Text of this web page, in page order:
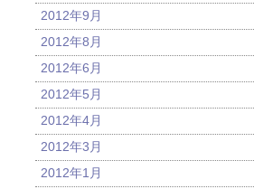
2012年9月
2012年8月
2012年6月
2012年5月
2012年4月
2012年3月
2012年1月